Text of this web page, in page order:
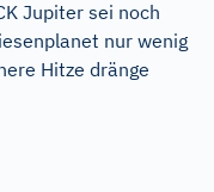
Jupiter sei noch
nur wenig
Hitze dränge